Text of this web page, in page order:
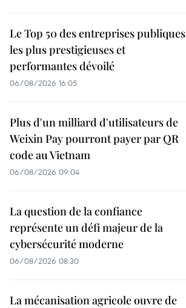
Le Top 50 des entreprises publiques
les plus prestigieuses et
performantes dévoilé
06/08/2026 16:05
Plus d'un milliard d'utilisateurs de
Weixin Pay pourront payer par QR
code au Vietnam
06/08/2026 09:04
La question de la confiance
représente un défi majeur de la
cybersécurité moderne
06/08/2026 08:30
La mécanisation agricole ouvre de